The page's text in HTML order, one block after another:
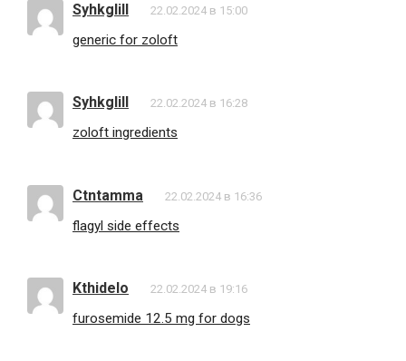
Syhkglill 22.02.2024 в 15:00
generic for zoloft
Syhkglill 22.02.2024 в 16:28
zoloft ingredients
Ctntamma 22.02.2024 в 16:36
flagyl side effects
Kthidelo 22.02.2024 в 19:16
furosemide 12.5 mg for dogs